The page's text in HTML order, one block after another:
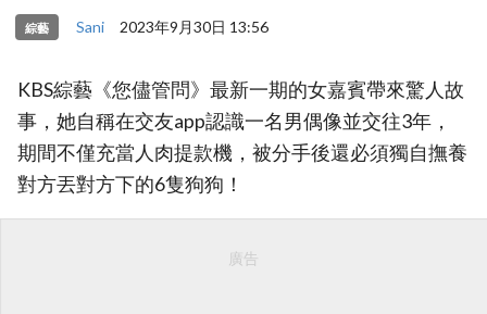
綜藝 Sani 2023年9月30日 13:56
KBS綜藝《您儘管問》最新一期的女嘉賓帶來驚人故
事，她自稱在交友app認識一名男偶像並交往3年，
期間不僅充當人肉提款機，被分手後還必須獨自撫養
對方丟對方下的6隻狗狗！
廣告